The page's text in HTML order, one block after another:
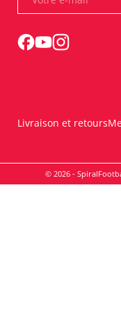
Livraison et retours
© 2026 -